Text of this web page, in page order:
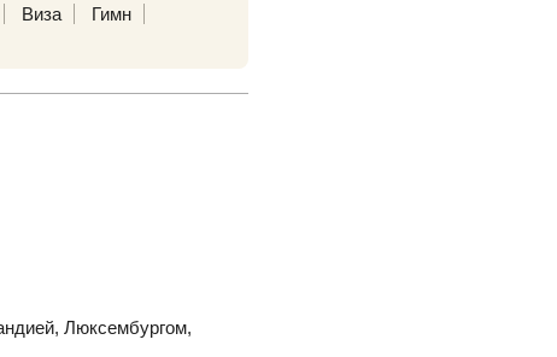
Виза
Гимн
Люксембургом,